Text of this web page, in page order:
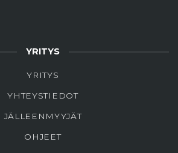
YRITYS
YRITYS
YHTEYSTIEDOT
JÄLLEENMYYJÄT
OHJEET